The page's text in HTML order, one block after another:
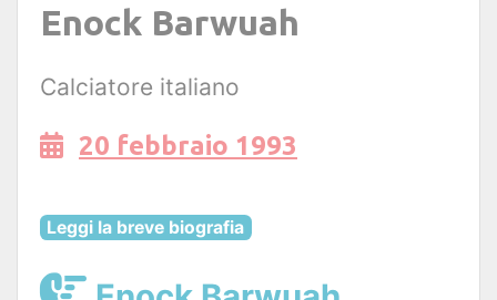
Enock Barwuah
Calciatore italiano
20 febbraio 1993
Leggi la breve biografia